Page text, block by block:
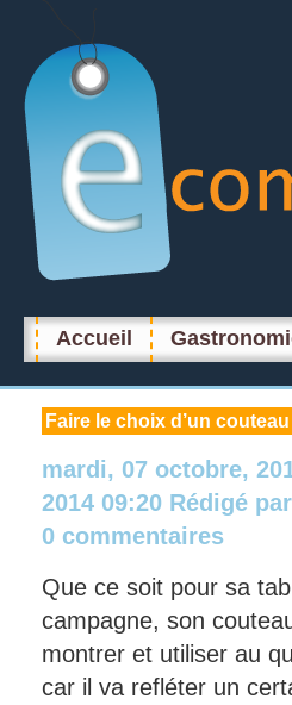
Accueil
Faire le choix d’un
mardi, 07 octobre,
2014 09:20 Rédigé par
0 commentaires
Que ce soit pour sa
campagne, son
montrer et utiliser au
car il va refléter un